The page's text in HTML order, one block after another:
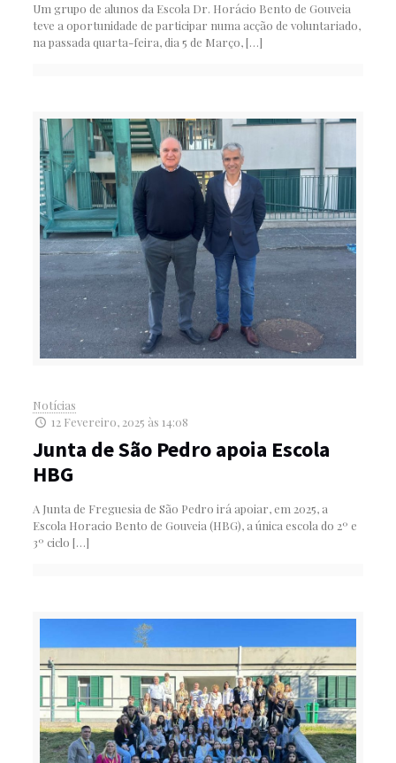
Um grupo de alunos da Escola Dr. Horácio Bento de Gouveia
teve a oportunidade de participar numa acção de voluntariado,
na passada quarta-feira, dia 5 de Março,[…]
Notícias
12 Fevereiro, 2025 às 14:08
Junta de São Pedro apoia Escola
HBG
A Junta de Freguesia de São Pedro irá apoiar, em 2025, a
Escola Horacio Bento de Gouveia (HBG), a única escola do 2º e
3º ciclo […]